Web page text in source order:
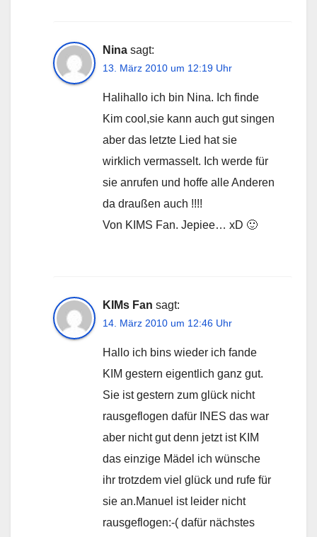
Nina sagt:
13. März 2010 um 12:19 Uhr
Halihallo ich bin Nina. Ich finde
Kim cool,sie kann auch gut singen
aber das letzte Lied hat sie
wirklich vermasselt. Ich werde für
sie anrufen und hoffe alle Anderen
da draußen auch !!!!
Von KIMS Fan. Jepiee… xD 🙂
KIMs Fan sagt:
14. März 2010 um 12:46 Uhr
Hallo ich bins wieder ich fande
KIM gestern eigentlich ganz gut.
Sie ist gestern zum glück nicht
rausgeflogen dafür INES das war
aber nicht gut denn jetzt ist KIM
das einzige Mädel ich wünsche
ihr trotzdem viel glück und rufe für
sie an.Manuel ist leider nicht
rausgeflogen:-( dafür nächstes